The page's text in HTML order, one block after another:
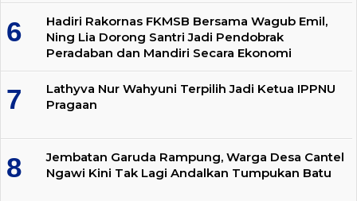
Hadiri Rakornas FKMSB Bersama Wagub Emil,
Ning Lia Dorong Santri Jadi Pendobrak
Peradaban dan Mandiri Secara Ekonomi
Lathyva Nur Wahyuni Terpilih Jadi Ketua IPPNU
Pragaan
Jembatan Garuda Rampung, Warga Desa Cantel
Ngawi Kini Tak Lagi Andalkan Tumpukan Batu